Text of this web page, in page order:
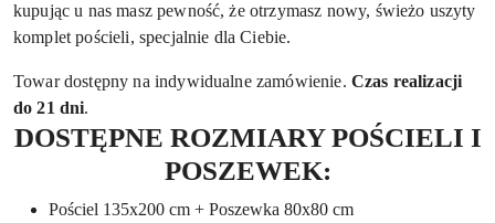
kupując u nas masz pewność, że otrzymasz nowy, świeżo uszyty
komplet pościeli, specjalnie dla Ciebie.
Towar dostępny na indywidualne zamówienie. Czas realizacji
do 21 dni.
DOSTĘPNE ROZMIARY POŚCIELI I
POSZEWEK:
Pościel 135x200 cm + Poszewka 80x80 cm